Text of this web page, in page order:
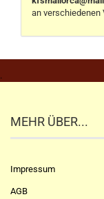
an
.
MEHR ÜBER...
Impressum
AGB